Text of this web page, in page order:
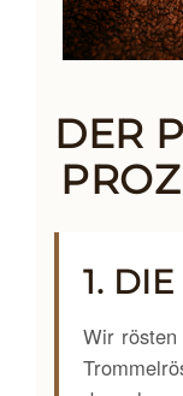
DER
1.
Wir